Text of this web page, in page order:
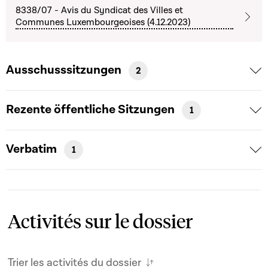
8338/07 - Avis du Syndicat des Villes et
Communes Luxembourgeoises (4.12.2023)
Ausschusssitzungen 2
Rezente öffentliche Sitzungen 1
Verbatim 1
Activités sur le dossier
Trier les activités du dossier